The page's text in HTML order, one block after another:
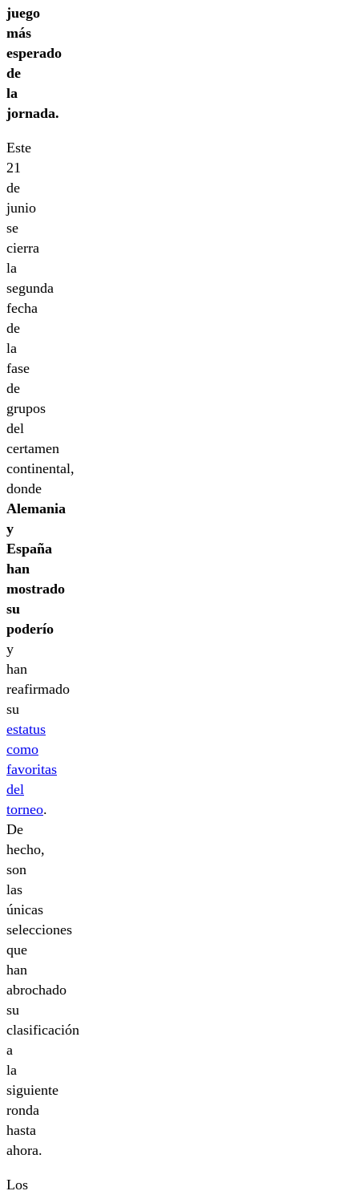
juego
más
esperado
de
la
jornada.
Este
21
de
junio
se
cierra
la
segunda
fecha
de
la
fase
de
grupos
del
certamen
continental,
donde
Alemania
y
España
han
mostrado
su
poderío
y
han
reafirmado
su
estatus
como
favoritas
del
torneo.
De
hecho,
son
las
únicas
selecciones
que
han
abrochado
su
clasificación
a
la
siguiente
ronda
hasta
ahora.
Los